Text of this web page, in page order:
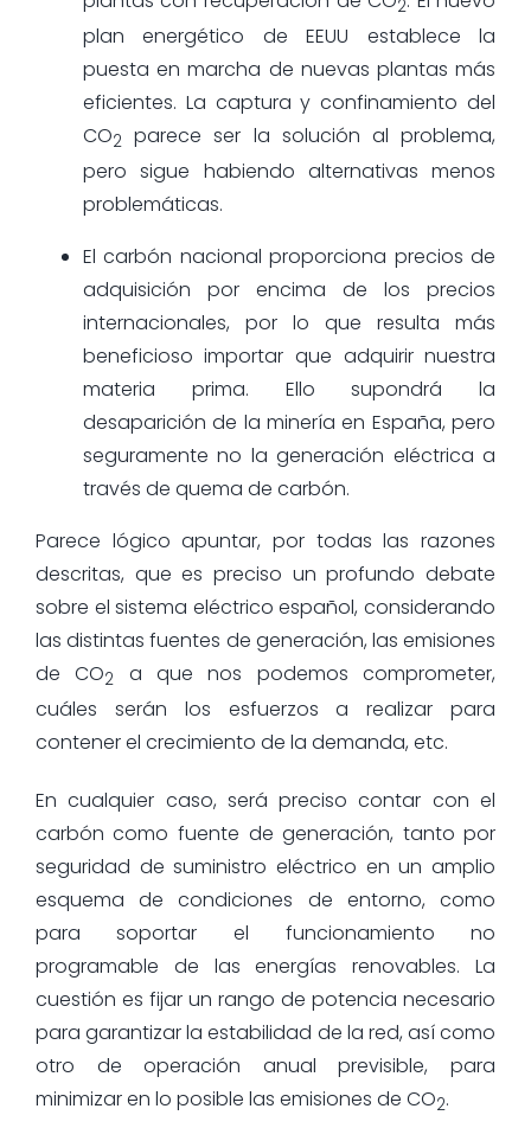
2
plan energético de EEUU establece la
puesta en marcha de nuevas plantas más
eficientes. La captura y confinamiento del
CO2 parece ser la solución al problema,
pero sigue habiendo alternativas menos
problemáticas.
El carbón nacional proporciona precios de
adquisición por encima de los precios
internacionales, por lo que resulta más
beneficioso importar que adquirir nuestra
materia prima. Ello supondrá la
desaparición de la minería en España, pero
seguramente no la generación eléctrica a
través de quema de carbón.
Parece lógico apuntar, por todas las razones
descritas, que es preciso un profundo debate
sobre el sistema eléctrico español, considerando
las distintas fuentes de generación, las emisiones
de CO2
a que nos podemos comprometer,
cuáles serán los esfuerzos a realizar para
contener el crecimiento de la demanda, etc.
En cualquier caso, será preciso contar con el
carbón como fuente de generación, tanto por
seguridad de suministro eléctrico en un amplio
esquema de condiciones de entorno, como
para soportar el funcionamiento no
programable de las energías renovables. La
cuestión es fijar un rango de potencia necesario
para garantizar la estabilidad de la red, así como
otro de operación anual previsible, para
minimizar en lo posible las emisiones de CO2.